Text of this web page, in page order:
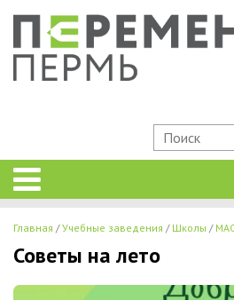
Главная Учебные заведения Школы
Советы на лето